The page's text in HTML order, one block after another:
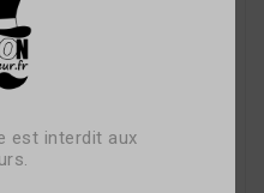
est interdit aux